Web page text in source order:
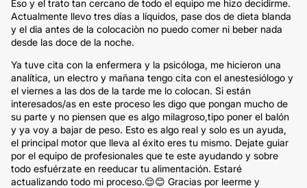
Eso y el trato tan cercano de todo el equipo me hizo decidirme.
Actualmente llevo tres días a líquidos, pase dos de dieta blanda
y el dia antes de la colocaciòn no puedo comer ni beber nada
desde las doce de la noche.
Ya tuve cita con la enfermera y la psicóloga, me hicieron una
analítica, un electro y mañana tengo cita con el anestesiólogo y
el viernes a las dos de la tarde me lo colocan. Si están
interesados/as en este proceso les digo que pongan mucho de
su parte y no piensen que es algo milagroso,tipo poner el balón
y ya voy a bajar de peso. Esto es algo real y solo es un ayuda,
el principal motor que lleva al éxito eres tu mismo. Dejate guiar
por el equipo de profesionales que te este ayudando y sobre
todo esfuérzate en reeducar tu alimentación. Estaré
actualizando todo mi proceso.😌😊 Gracias por leerme y